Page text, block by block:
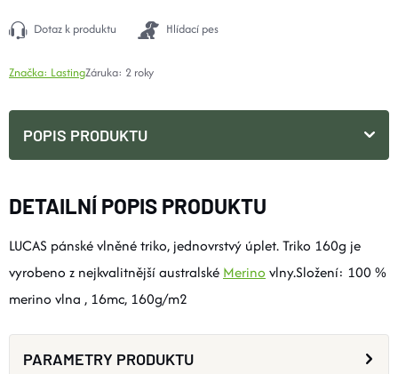
Dotaz k produktu Hlídací pes
Značka: LastingZáruka: 2 roky
POPIS PRODUKTU
DETAILNÍ POPIS PRODUKTU
LUCAS pánské vlněné triko, jednovrstvý úplet. Triko 160g je
vyrobeno z nejkvalitnější australské Merino vlny.Složení: 100 %
merino vlna , 16mc, 160g/m2
PARAMETRY PRODUKTU